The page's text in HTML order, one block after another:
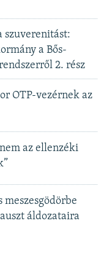
szuverenitást:
a Bős-
2. rész
OTP-vezérnek az
az ellenzéki
áldozataira